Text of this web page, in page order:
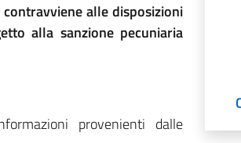
alle disposizioni
alla sanzione pecuniaria
provenienti dalle